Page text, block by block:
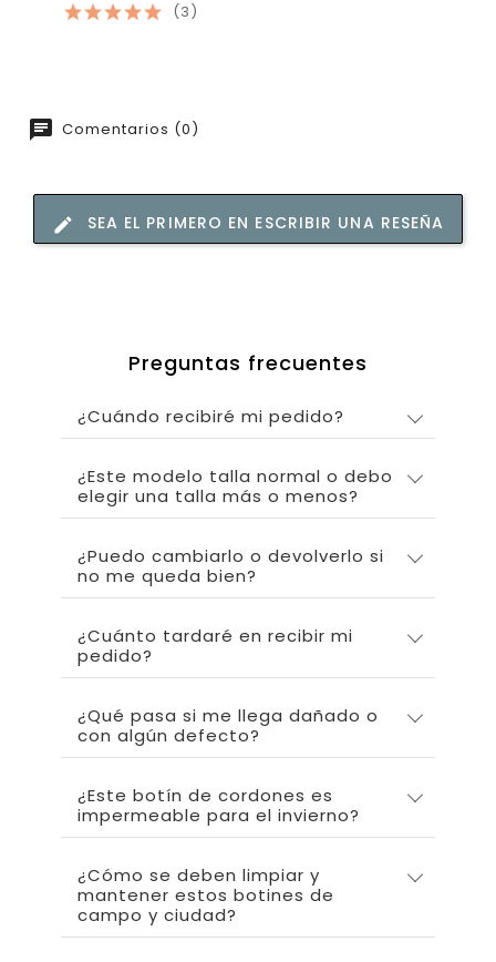
(3)
Comentarios (0)
SEA EL PRIMERO EN ESCRIBIR UNA RESEÑA
Preguntas frecuentes
¿Cuándo recibiré mi pedido?
¿Este modelo talla normal o debo
elegir una talla más o menos?
¿Puedo cambiarlo o devolverlo si
no me queda bien?
¿Cuánto tardaré en recibir mi
pedido?
¿Qué pasa si me llega dañado o
con algún defecto?
¿Este botín de cordones es
impermeable para el invierno?
¿Cómo se deben limpiar y
mantener estos botines de
campo y ciudad?